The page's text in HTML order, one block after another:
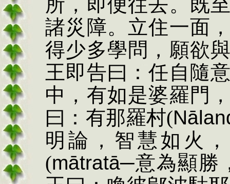
諸災障。立住一面
得少多學問，願欲
王即告曰：任自隨
中，有如是婆羅門
曰：有那羅村(
明論，智慧如火
(mātratā─意為顯勝